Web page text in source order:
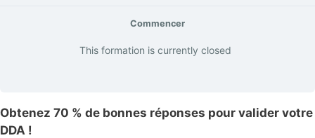
Commencer
This formation is currently closed
Obtenez 70 % de bonnes réponses pour valider votre
DDA !